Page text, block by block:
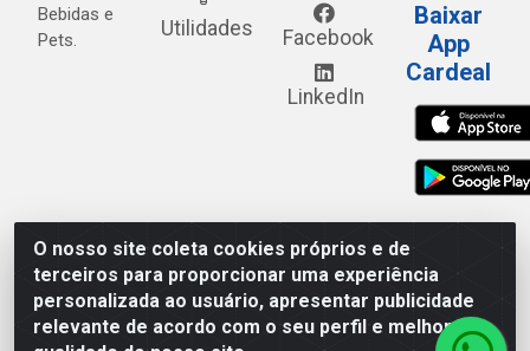
O nosso site coleta cookies próprios e de
terceiros para proporcionar uma experiência
personalizada ao usuário, apresentar publicidade
relevante de acordo com o seu perfil e melhorar a
Bebidas e
Pets.
Utilidades Facebook
LinkedIn
Baixar
App
Cardeal
Cardeal Distribuidora - Estrada Alto do Moura, 582 - Alto
do Moura - Caruaru/PE - CEP 55.040-120 - CNPJ
05.253.499/0001-62